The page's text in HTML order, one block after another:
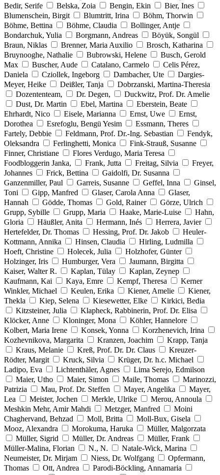
Bedir, Serife
Belska, Zoia Bengin, Ekin
Bier, Ines
Blumenschein, Birgit
Blumtritt, Irina
Böhm, Thorwin
Böhme, Bettina
Böhme, Claudia
Bollinger, Antje
Bondarchuk, Yulia
Borgmann, Andreas
Böyük, Songül
Braun, Niklas
Brenner, Maria Auxilio
Brosch, Katharina
Bruynooghe, Nathalie
Bubrowski, Helene
Busch, Gerold
Max
Buscher, Aude Catalano, Carmelo
Celis Pérez,
Daniela
Cziollek, Ingeborg Dambacher, Ute
Dargies-
Meyer, Heike
Deißler, Tanja
Dobrzanski, Martina-Theresia
Dozententeam,
Dr. Degen,
Duckwitz, Prof. Dr. Amelie
Dust, Dr. Martin
Ebel, Martina
Eberstein, Beate
Ehrhardt, Nico
Eisele, Marianna Ernst, Uwe
Ernst,
Dorothea
Esrefoglu, Bengü Yesim
Essmann, Theres
Fartely, Debbie
Feldmann, Prof. Dr.-Ing. Sebastian
Fendyk,
Oleksandra
Ferlinghetti, Monica
Fink-Strauß, Susanne
Finner, Christiane
Flores Verdugo, Maria Teresa
Foodbloggerin Janka,
Frank, Jutta Freitag, Silvia
Freyer,
Johannes
Frick, Bettina
Gaidolfi, Dr. Susanna
Ganzenmiller, Paul
Garreis, Susanne Geffel, Inna
Ginsel,
Toni
Gipp, Manfred Glaser, Carola Anna
Glaser,
Hannah
Gödde, Thomas Gold, Rainer
Görze, Ulrich
Grupp, Sybille
Grupp, Maria Haake, Marie-Luise
Hahn,
Gloria
Häußler, Anita Hermann, Inés
Herrera, Javier
Hertefelder, Dr. Thomas
Hessing, Prof. Dr. Jakob
Heuler-
Kottmann, Annika
Hinsen, Claudia
Hirling, Ludmilla
Hoeft, Christine
Holecek, Julia
Holzhofer, Günter
Holzinger, Iris
Humburger, Vera
Jaumann, Birgitta
Kaiser, Walter R.
Kaplan, Tülay
Kaplan, Zeynep
Kaufmann, Kai
Kaya, Emre Kempf, Theresa
Kerner
Winkler, Michael
Keulen, Erika Kiener, Amelie
Kiener,
Thekla
Kiep, Selena Kiesewetter, Elke
Kirkici, Bedia
Kitzsteiner, Julia
Klapheck, Rabbinerin, Prof. Dr. Elisa
Klöcker, Anne
Kloninger, Mona
Köhler, Hannelore
Kolbert, Maria Irene
Konsek, Yonna
Korzhenevich, Irina
Kozhevnikova, Margarita
Kranzen, Joachim
Krapp, Tanja
Kraus, Melanie
Kreß, Prof. Dr. Dr. Claus
Kreuzer-
Rödter, Margit
Kruck, Silvia
Krüger, Dr. h.c. Michael
Ladipo, Eva
Lichtenthäler, Agnes
Lima Serejo, Edmilson
Maier, Utho
Maier, Simon Maile, Thomas
Marinozzi,
Patrizia
Mau, Prof. Dr. Steffen Mayer, Angelika
Mayer,
Lea
Meister, Jochen Merkle, Ulrike
Merou, Annoula
Meshkin Mehr, Amir Mahdi
Metzger, Manfred
Moini
Chaghervand, Behzad
Moll, Britta
Moll-Bux, Gisela
Mooz, Alexandra
Morokuma, Haruka
Müller, Malgorzata
Müller, Sigrid
Müller, Dr. Andreas
Müller, Frank
Müller-Malina, Florian
N., N.
Natale-Wick, Marina
Neumeister, Dr. Mirjam
Niess, Dr. Wolfgang
Opfermann,
Thomas
Ott, Andrea
Parodi-Böckling, Annamaria